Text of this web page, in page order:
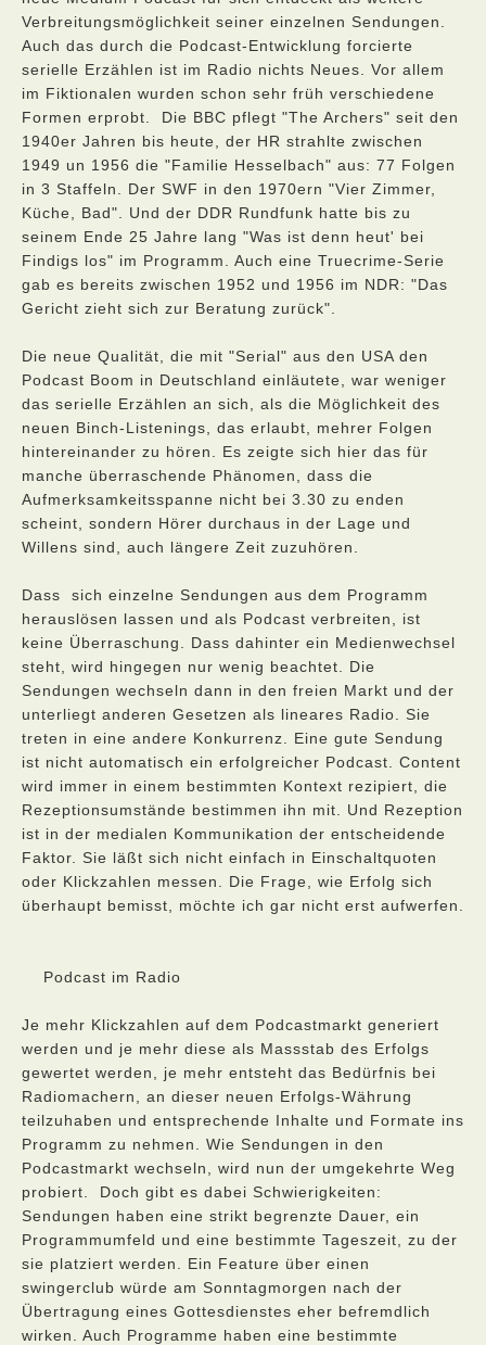
Verbreitungsmöglichkeit seiner einzelnen Sendungen.
Auch das durch die Podcast-Entwicklung forcierte
serielle Erzählen ist im Radio nichts Neues. Vor allem
im Fiktionalen wurden schon sehr früh verschiedene
Formen erprobt. Die BBC pflegt "The Archers" seit den
1940er Jahren bis heute, der HR strahlte zwischen
1949 un 1956 die "Familie Hesselbach" aus: 77 Folgen
in 3 Staffeln. Der SWF in den 1970ern "Vier Zimmer,
Küche, Bad". Und der DDR Rundfunk hatte bis zu
seinem Ende 25 Jahre lang "Was ist denn heut' bei
Findigs los" im Programm. Auch eine Truecrime-Serie
gab es bereits zwischen 1952 und 1956 im NDR: "Das
Gericht zieht sich zur Beratung zurück".
Die neue Qualität, die mit "Serial" aus den USA den
Podcast Boom in Deutschland einläutete, war weniger
das serielle Erzählen an sich, als die Möglichkeit des
neuen Binch-Listenings, das erlaubt, mehrer Folgen
hintereinander zu hören. Es zeigte sich hier das für
manche überraschende Phänomen, dass die
Aufmerksamkeitsspanne nicht bei 3.30 zu enden
scheint, sondern Hörer durchaus in der Lage und
Willens sind, auch längere Zeit zuzuhören.
Dass sich einzelne Sendungen aus dem Programm
herauslösen lassen und als Podcast verbreiten, ist
keine Überraschung. Dass dahinter ein Medienwechsel
steht, wird hingegen nur wenig beachtet. Die
Sendungen wechseln dann in den freien Markt und der
unterliegt anderen Gesetzen als lineares Radio. Sie
treten in eine andere Konkurrenz. Eine gute Sendung
ist nicht automatisch ein erfolgreicher Podcast. Content
wird immer in einem bestimmten Kontext rezipiert, die
Rezeptionsumstände bestimmen ihn mit. Und Rezeption
ist in der medialen Kommunikation der entscheidende
Faktor. Sie läßt sich nicht einfach in Einschaltquoten
oder Klickzahlen messen. Die Frage, wie Erfolg sich
überhaupt bemisst, möchte ich gar nicht erst aufwerfen.
Podcast im Radio
Je mehr Klickzahlen auf dem Podcastmarkt generiert
werden und je mehr diese als Massstab des Erfolgs
gewertet werden, je mehr entsteht das Bedürfnis bei
Radiomachern, an dieser neuen Erfolgs-Währung
teilzuhaben und entsprechende Inhalte und Formate ins
Programm zu nehmen. Wie Sendungen in den
Podcastmarkt wechseln, wird nun der umgekehrte Weg
probiert. Doch gibt es dabei Schwierigkeiten:
Sendungen haben eine strikt begrenzte Dauer, ein
Programmumfeld und eine bestimmte Tageszeit, zu der
sie platziert werden. Ein Feature über einen
swingerclub würde am Sonntagmorgen nach der
Übertragung eines Gottesdienstes eher befremdlich
wirken. Auch Programme haben eine bestimmte